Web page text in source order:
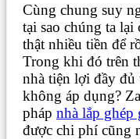
Cùng chung suy
tại sao chúng ta lại
thật nhiều tiền để
Trong khi đó trên
nhà tiện lợi đầy
không áp dụng?
pháp nhà lắp ghép
được chi phí cũng